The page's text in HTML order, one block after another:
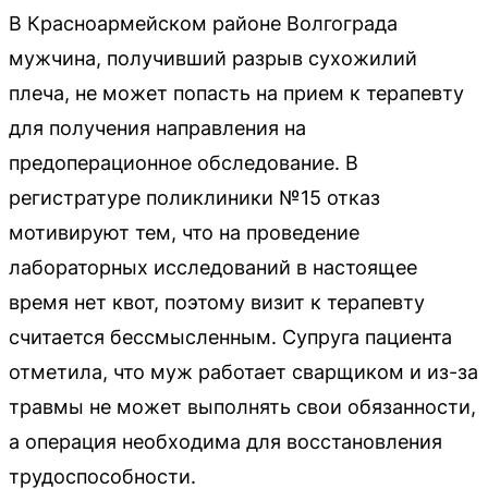
В Красноармейском районе Волгограда
мужчина, получивший разрыв сухожилий
плеча, не может попасть на прием к терапевту
для получения направления на
предоперационное обследование. В
регистратуре поликлиники №15 отказ
мотивируют тем, что на проведение
лабораторных исследований в настоящее
время нет квот, поэтому визит к терапевту
считается бессмысленным. Супруга пациента
отметила, что муж работает сварщиком и из-за
травмы не может выполнять свои обязанности,
а операция необходима для восстановления
трудоспособности.